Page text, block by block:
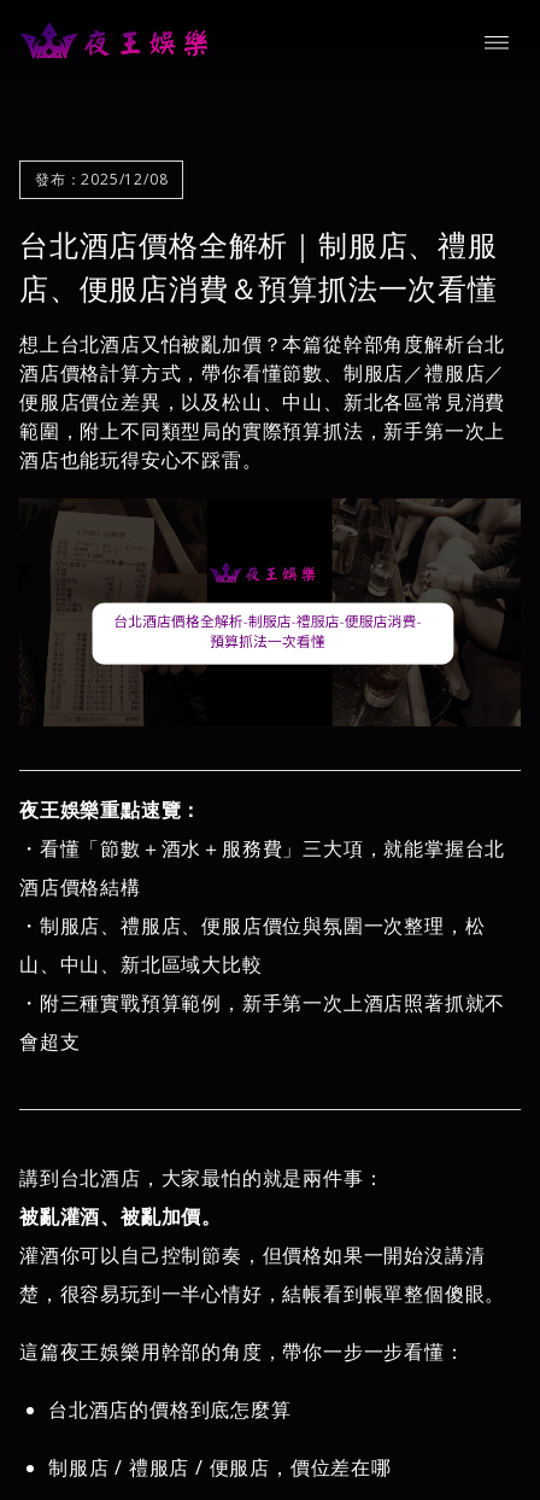
發布：2025/12/08
台北酒店價格全解析｜制服店、禮服
店、便服店消費＆預算抓法一次看懂
想上台北酒店又怕被亂加價？本篇從幹部角度解析台北
酒店價格計算方式，帶你看懂節數、制服店／禮服店／
便服店價位差異，以及松山、中山、新北各區常見消費
範圍，附上不同類型局的實際預算抓法，新手第一次上
酒店也能玩得安心不踩雷。
夜王娛樂重點速覽：
・看懂「節數＋酒水＋服務費」三大項，就能掌握台北
酒店價格結構
・制服店、禮服店、便服店價位與氛圍一次整理，松
山、中山、新北區域大比較
・附三種實戰預算範例，新手第一次上酒店照著抓就不
會超支
講到台北酒店，大家最怕的就是兩件事：
被亂灌酒、被亂加價。
灌酒你可以自己控制節奏，但價格如果一開始沒講清
楚，很容易玩到一半心情好，結帳看到帳單整個傻眼。
這篇夜王娛樂用幹部的角度，帶你一步一步看懂：
台北酒店的價格到底怎麼算
制服店 / 禮服店 / 便服店，價位差在哪